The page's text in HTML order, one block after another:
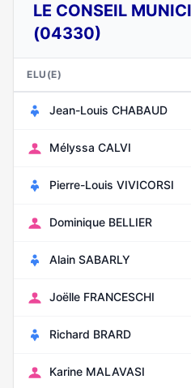
LE CONSEIL
(04330)
ELU(E)
Jean-Louis CHABAUD
Mélyssa CALVI
Pierre-Louis VIVICORSI
Dominique BELLIER
Alain SABARLY
Joëlle FRANCESCHI
Richard BRARD
Karine MALAVASI